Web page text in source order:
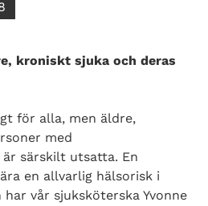
kroniskt sjuka och deras
för alla, men äldre,
med
särskilt utsatta. En
en allvarlig hälsorisk i
har vår sjuksköterska Yvonne